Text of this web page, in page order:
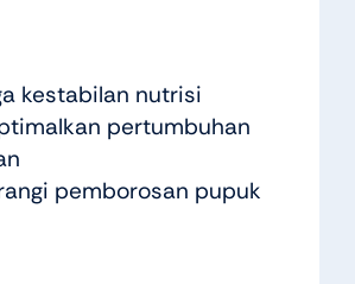
kestabilan nutrisi
pertumbuhan
pemborosan pupuk